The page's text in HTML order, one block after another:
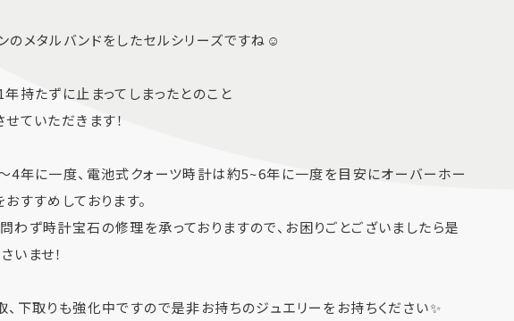
のメタルバンドをしたセルシリーズですね☺️
持たずに止まってしまったとのこと
ていただきます！
4年に一度、電池式クォーツ時計は約5~6年に一度を目安にオーバーホー
すすめしております。
わず時計宝石の修理を承っておりますので、お困りごとございましたら是
いませ！
、下取りも強化中ですので是非お持ちのジュエリーをお持ちください✨